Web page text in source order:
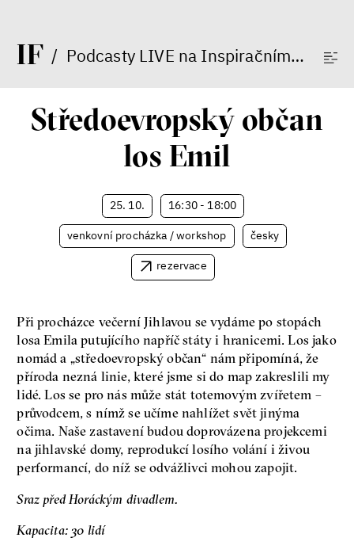
IF/ Podcasty LIVE na Inspiračním fóru /
ekonom Palanský
Miroslav Palanský, Petr Bittner
rozhovor
peníze
Demokracie v limitech.
Jeffrey Winters o tom, jak
majetek oligarchů určuje
pravidla
Jeffrey A. Winters
Petr Bittner
Středoevropský občan
los Emil
25. 10. 16:30 - 18:00
venkovní procházka / workshop česky
rezervace
Při procházce večerní Jihlavou se vydáme po stopách
losa Emila putujícího napříč státy i hranicemi. Los jako
nomád a „středoevropský občan“ nám připomíná, že
příroda nezná linie, které jsme si do map zakreslili my
lidé. Los se pro nás může stát totemovým zvířetem –
průvodcem, s nímž se učíme nahlížet svět jinýma
očima. Naše zastavení budou doprovázena projekcemi
na jihlavské domy, reprodukcí losího volání i živou
performancí, do níž se odvážlivci mohou zapojit.
Sraz před Horáckým divadlem.
Kapacita: 30 lidí